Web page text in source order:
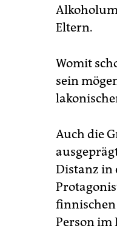
Eltern.
Womit
sein
Auch die
Distanz in
finnischen
Person im